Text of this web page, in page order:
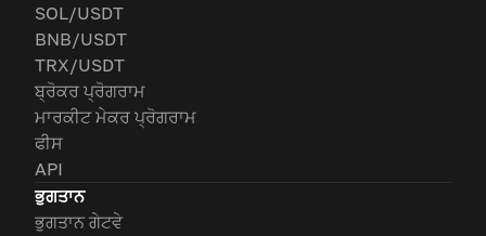
SOL/USDT
BNB/USDT
TRX/USDT
ਬ੍ਰੋਕਰ ਪ੍ਰੋਗਰਾਮ
ਮਾਰਕੀਟ ਮੇਕਰ ਪ੍ਰੋਗਰਾਮ
ਫੀਸ
API
ਭੁਗਤਾਨ
ਭੁਗਤਾਨ ਗੇਟਵੇ